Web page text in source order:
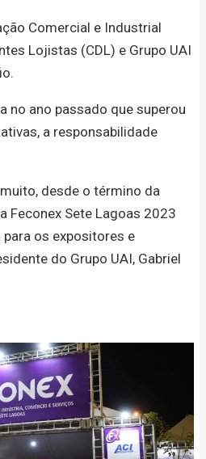
Comercial e Industrial
Lojistas (CDL) e Grupo UAI
no ano passado que superou
a responsabilidade
desde o término da
Feconex Sete Lagoas 2023
os expositores e
do Grupo UAI, Gabriel